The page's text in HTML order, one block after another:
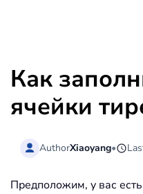
Как
ячейки
AuthorXiaoyang•
Предположим, у вас